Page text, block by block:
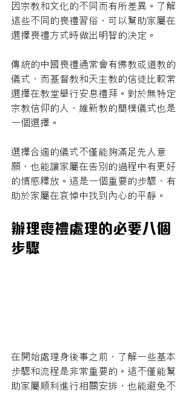
因宗教和文化的不同而有所差異。了解
這些不同的喪禮習俗，可以幫助家屬在
選擇喪禮方式時做出明智的決定。
傳統的中國喪禮通常會有佛教或道教的
儀式，而基督教和天主教的信徒比較常
選擇在教堂舉行安息禮拜。對於無特定
宗教信仰的人，維新教的簡樸儀式也是
一個選擇。
選擇合適的儀式不僅能夠滿足先人意
願，也能讓家屬在告別的過程中有更好
的情感釋放。這是一個重要的步驟，有
助於家屬在哀悼中找到內心的平靜。
辦理喪禮處理的必要八個
步驟
在開始處理身後事之前，了解一些基本
步驟和流程是非常重要的。這不僅能幫
助家屬順利進行相關安排，也能避免不